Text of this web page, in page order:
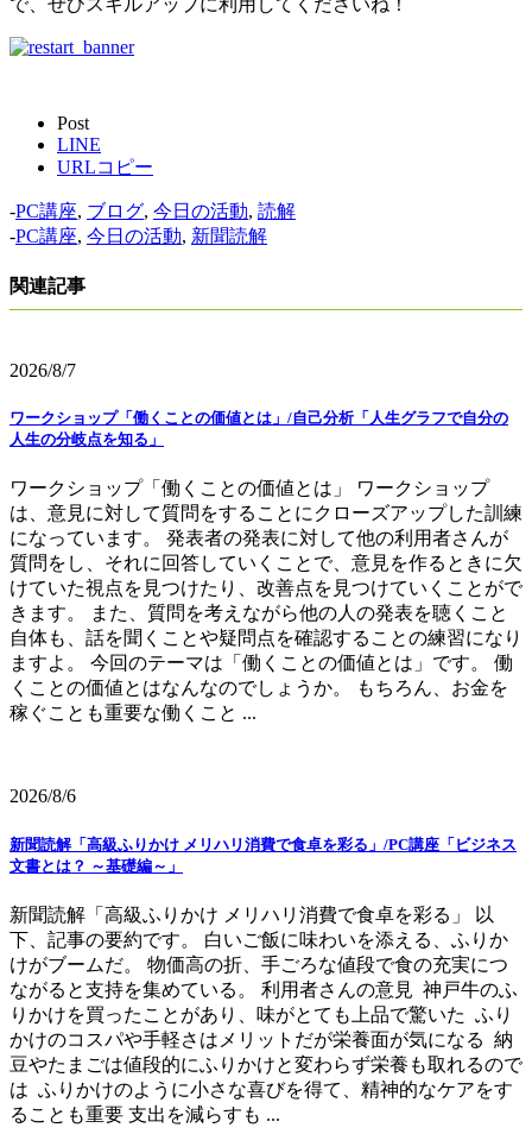
Post
LINE
URLコピー
-PC講座, ブログ, 今日の活動, 読解
-PC講座, 今日の活動, 新聞読解
関連記事
2026/8/7
ワークショップ「働くことの価値とは」/自己分析「人生グラフで自分の
人生の分岐点を知る」
ワークショップ「働くことの価値とは」 ワークショップ
は、意見に対して質問をすることにクローズアップした訓練
になっています。 発表者の発表に対して他の利用者さんが
質問をし、それに回答していくことで、意見を作るときに欠
けていた視点を見つけたり、改善点を見つけていくことがで
きます。 また、質問を考えながら他の人の発表を聴くこと
自体も、話を聞くことや疑問点を確認することの練習になり
ますよ。 今回のテーマは「働くことの価値とは」です。 働
くことの価値とはなんなのでしょうか。 もちろん、お金を
稼ぐことも重要な働くこと ...
2026/8/6
新聞読解「高級ふりかけ メリハリ消費で食卓を彩る」/PC講座「ビジネス
文書とは？ ～基礎編～」
新聞読解「高級ふりかけ メリハリ消費で食卓を彩る」 以
下、記事の要約です。 白いご飯に味わいを添える、ふりか
けがブームだ。 物価高の折、手ごろな値段で食の充実につ
ながると支持を集めている。 利用者さんの意見 神戸牛のふ
りかけを買ったことがあり、味がとても上品で驚いた ふり
かけのコスパや手軽さはメリットだが栄養面が気になる 納
豆やたまごは値段的にふりかけと変わらず栄養も取れるので
は ふりかけのように小さな喜びを得て、精神的なケアをす
ることも重要 支出を減らすも ...